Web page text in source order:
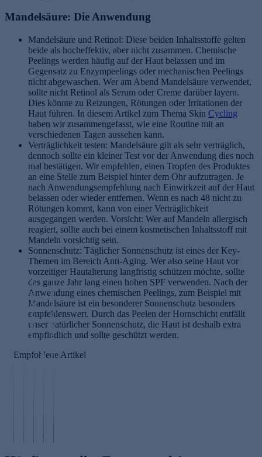
Mandelsäure: Die Anwendung
Mandelsäure und Retinol: Diese beiden Inhaltsstoffe gelten
beide als hocheffektiv, aber nicht zusammen. Chemische
Peelings werden häufig auf der Haut belassen und im
Gegensatz zu Enzympeelings oder mechanischen Peelings
nicht abgewaschen. Wer am Abend Mandelsäure verwendet,
sollte nicht Retinol als Serum oder Creme darüber layern.
Dies könnte zu Reizungen, Rötungen oder Irritationen der
Haut führen. In diesem Artikel zum Thema Skin Cycling
haben wir zusammengefasst, wie eine Routine mit an
verschiedenen Tagen aussehen kann.
Verträglichkeit testen: Mandelsäure gilt als sehr verträglich,
dennoch sollte ein kleiner Test vor der Anwendung dies noch
mal bestätigen. Wir empfehlen, einen Tropfen des Produktes
an eine Stelle zum Beispiel hinter dem Ohr aufzutragen. Je
nach Anwendungsempfehlung nach Einwirkzeit auf der Haut
belassen oder wieder entfernen. Wenn es nach 48 nicht zu
Rötungen kommt, kann von einer Verträglichkeit
ausgegangen werden. Vorsicht: Wer auf Mandeln allergisch
reagiert, sollte auch bei einem kosmetischen Inhaltsstoff mit
Mandeln vorsichtig sein.
Sonnenschutz: Täglicher Sonnenschutz ist eines der Key-
Themen im Bereich Anti-Aging. Wer also seine Haut vor
vorzeitiger Hautalterung langfristig schützen möchte, sollte
das ganze Jahr lang einen hohen SPF verwenden. Nach der
Anwendung eines chemischen Peelings, zum Beispiel mit
Mandelsäure ist ein besonderer Sonnenschutz besonders
empfehlenswert. Durch das Peelen der Hornschicht entfällt
unser natürlicher Sonnenschutz, die Haut ist deshalb extra
empfindlich und sollte geschützt werden.
Empfohlene Artikel
G
e
si
c
h
t
c
R
T
r
o
c
k
e
b